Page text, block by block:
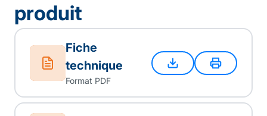
produit
Fiche
technique
Format PDF